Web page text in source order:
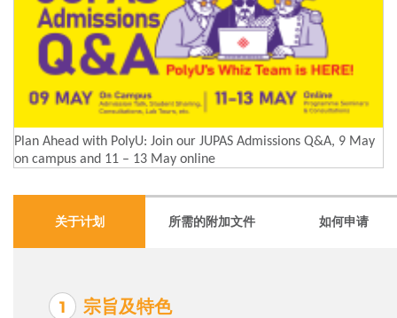
Plan Ahead with PolyU: Join our JUPAS Admissions Q&A, 9 May
on campus and 11 – 13 May online
关于计划 所需的附加文件 如何申请
宗旨及特色